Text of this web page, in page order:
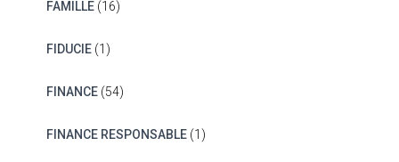
FAMILLE(16)
FIDUCIE(1)
FINANCE(54)
FINANCE RESPONSABLE(1)